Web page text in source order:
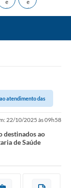
atendimento das
22/10/2025 às 09h58
destinados ao
de Saúde